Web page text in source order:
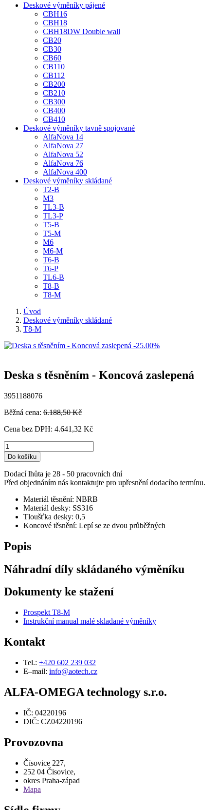
Deskové výměníky pájené
CBH16
CBH18
CBH18DW Double wall
CB20
CB30
CB60
CB110
CB112
CB200
CB210
CB300
CB400
CB410
Deskové výměníky tavně spojované
AlfaNova 14
AlfaNova 27
AlfaNova 52
AlfaNova 76
AlfaNova 400
Deskové výměníky skládané
T2-B
M3
TL3-B
TL3-P
T5-B
T5-M
M6
M6-M
T6-B
T6-P
TL6-B
T8-B
T8-M
Úvod
Deskové výměníky skládané
T8-M
-25.00%
Deska s těsněním - Koncová zaslepená
3951188076
Běžná cena: 6.188,50 Kč
Cena bez DPH: 4.641,32 Kč
Do košíku
Dodací lhůta je 28 - 50 pracovních dní
Před objednáním nás kontaktujte pro upřesnění dodacího termínu.
Materiál těsnění: NBRB
Materiál desky: SS316
Tloušťka desky: 0,5
Koncové těsnění: Lepí se ze dvou průběžných
Popis
Náhradní díly skládaného výměníku
Dokumenty ke stažení
Prospekt T8-M
Instrukční manual malé skladané výměníky
Kontakt
Tel.: +420 602 239 032
E–mail: info@aotech.cz
ALFA-OMEGA technology s.r.o.
IČ: 04220196
DIČ: CZ04220196
Provozovna
Čísovice 227,
252 04 Čisovice,
okres Praha-západ
Mapa